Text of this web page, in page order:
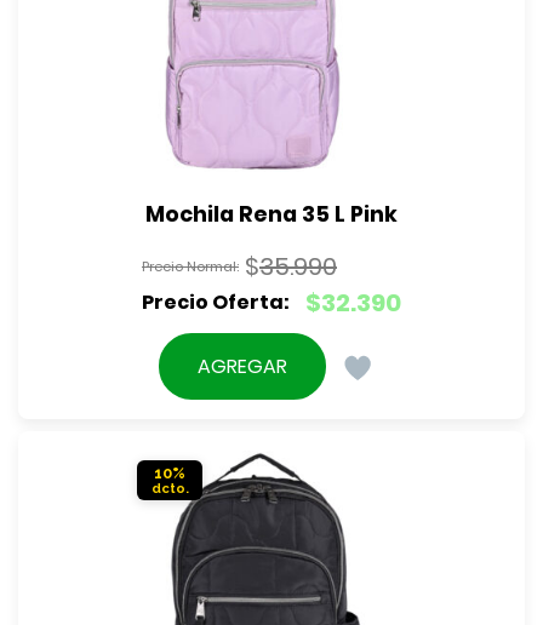
Mochila Rena 35 L Pink
$35.990
El
precio
original
$32.390
El
precio
actual
AGREGAR
10%